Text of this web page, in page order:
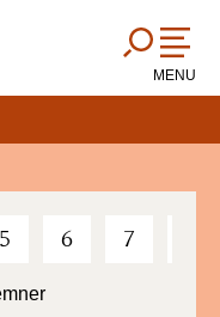
MENU
5 6 7